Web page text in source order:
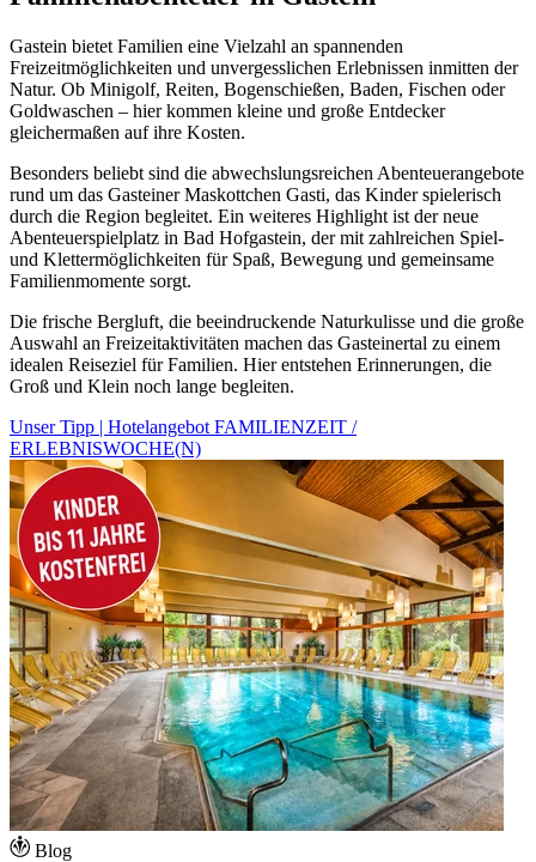
Gastein bietet Familien eine Vielzahl an spannenden
Freizeitmöglichkeiten und unvergesslichen Erlebnissen inmitten der
Natur. Ob Minigolf, Reiten, Bogenschießen, Baden, Fischen oder
Goldwaschen – hier kommen kleine und große Entdecker
gleichermaßen auf ihre Kosten.
Besonders beliebt sind die abwechslungsreichen Abenteuerangebote
rund um das Gasteiner Maskottchen Gasti, das Kinder spielerisch
durch die Region begleitet. Ein weiteres Highlight ist der neue
Abenteuerspielplatz in Bad Hofgastein, der mit zahlreichen Spiel-
und Klettermöglichkeiten für Spaß, Bewegung und gemeinsame
Familienmomente sorgt.
Die frische Bergluft, die beeindruckende Naturkulisse und die große
Auswahl an Freizeitaktivitäten machen das Gasteinertal zu einem
idealen Reiseziel für Familien. Hier entstehen Erinnerungen, die
Groß und Klein noch lange begleiten.
Unser Tipp | Hotelangebot FAMILIENZEIT /
ERLEBNISWOCHE(N)
Blog